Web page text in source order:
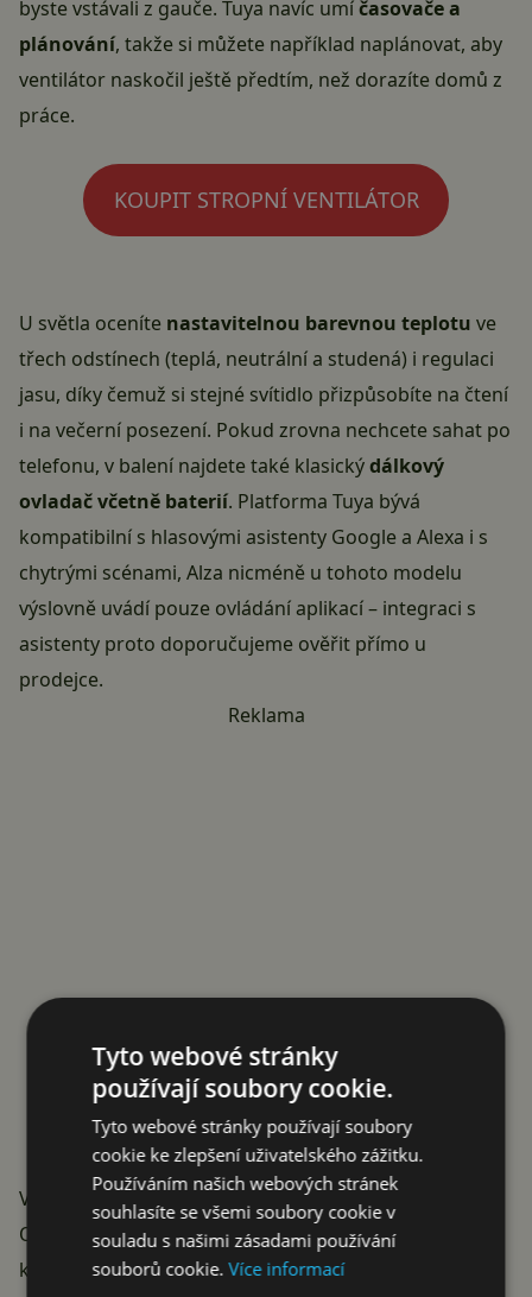
byste vstávali z gauče. Tuya navíc umíčasovače a
plánování, takže si můžete například naplánovat, aby
ventilátor naskočil ještě předtím, než dorazíte domů z
práce.
KOUPIT STROPNÍ VENTILÁTOR
U světla oceníte nastavitelnou barevnou teplotu ve
třech odstínech (teplá, neutrální a studená) i regulaci
jasu, díky čemuž si stejné svítidlo přizpůsobíte na čtení
i na večerní posezení. Pokud zrovna nechcete sahat po
telefonu, v balení najdete také klasickýdálkový
ovladač včetně baterií. Platforma Tuya bývá
kompatibilní s hlasovými asistenty Google a Alexa i s
chytrými scénami, Alza nicméně u tohoto modelu
výslovně uvádí pouze ovládání aplikací – integraci s
asistenty proto doporučujeme ověřit přímo u
prodejce.
Reklama
Výkon, dřevěné lopatky a zimní režim
O proudění vzduchu se stará motor o příkonu
který podle výrobce zvládne průtok až
Tyto webové stránky
používají soubory cookie.
Tyto webové stránky používají soubory
cookie ke zlepšení uživatelského zážitku.
Používáním našich webových stránek
souhlasíte se všemi soubory cookie v
souladu s našimi zásadami používání
souborů cookie.Více informací